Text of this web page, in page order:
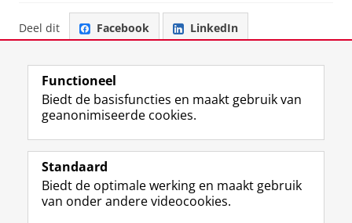
Deel dit Facebook LinkedIn
Volg de RUG
F
a
e
b
L
i
k
e
R
S
-
f
I
n
t
Y
o
T
Studiekiezers
Functioneel
Biedt de basisfuncties en maakt gebruik van
geanonimiseerde cookies.
Standaard
Biedt de optimale werking en maakt gebruik
van onder andere videocookies.